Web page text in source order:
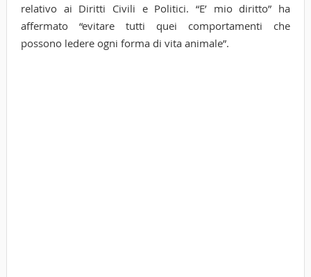
relativo ai Diritti Civili e Politici. “E’ mio diritto” ha
affermato “evitare tutti quei comportamenti che
possono ledere ogni forma di vita animale”.